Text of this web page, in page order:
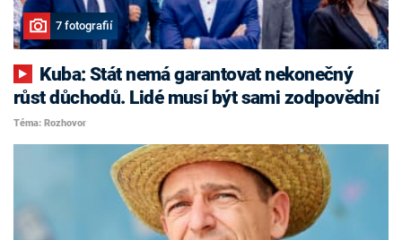
7 fotografií
růst důchodů. Lidé musí být sami zodpovědní
Téma: Rozhovor